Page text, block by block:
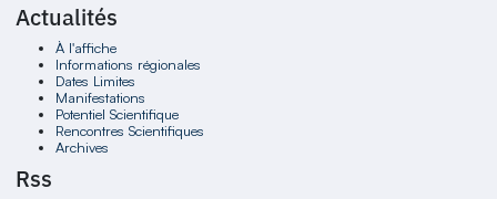
Actualités
À l'affiche
Informations régionales
Dates Limites
Manifestations
Potentiel Scientifique
Rencontres Scientifiques
Archives
Rss